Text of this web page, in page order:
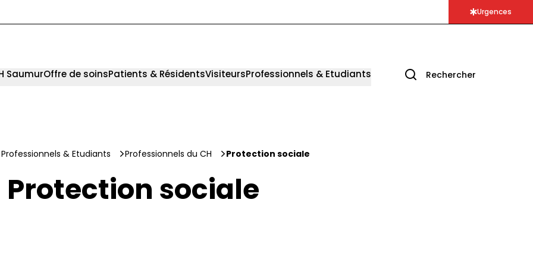
Urgences
SaumurOffre de soinsPatients & RésidentsVisiteursProfessionnels & Etudiants Rechercher
Professionnels & Etudiants Professionnels du CH Protection sociale
Protection sociale